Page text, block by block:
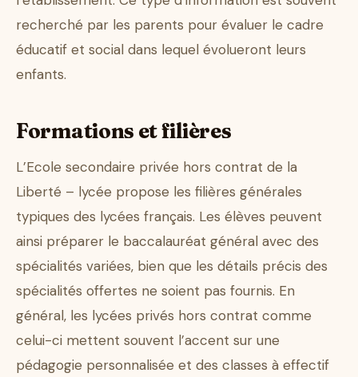
recherché par les parents pour évaluer le cadre
éducatif et social dans lequel évolueront leurs
enfants.
Formations et filières
L’Ecole secondaire privée hors contrat de la
Liberté – lycée propose les filières générales
typiques des lycées français. Les élèves peuvent
ainsi préparer le baccalauréat général avec des
spécialités variées, bien que les détails précis des
spécialités offertes ne soient pas fournis. En
général, les lycées privés hors contrat comme
celui-ci mettent souvent l’accent sur une
pédagogie personnalisée et des classes à effectif